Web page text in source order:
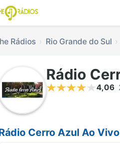
Rádios Rio Grande do Sul
Rádio
4,06
Cerro Azul Ao Vivo